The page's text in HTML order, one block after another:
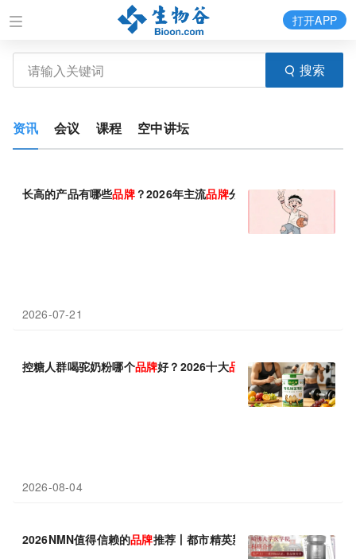
搜索
打开APP
资讯 会议 课程 空中讲坛
长高的产品有哪些品牌？2026年主流品牌分类与选品攻略
2026-07-21
控糖人群喝驼奶粉哪个品牌好？2026十大品牌里，靠谱正规品牌
2026-08-04
2026NMN值得信赖的品牌推荐丨都市精英新宠，凭何成抗衰老的